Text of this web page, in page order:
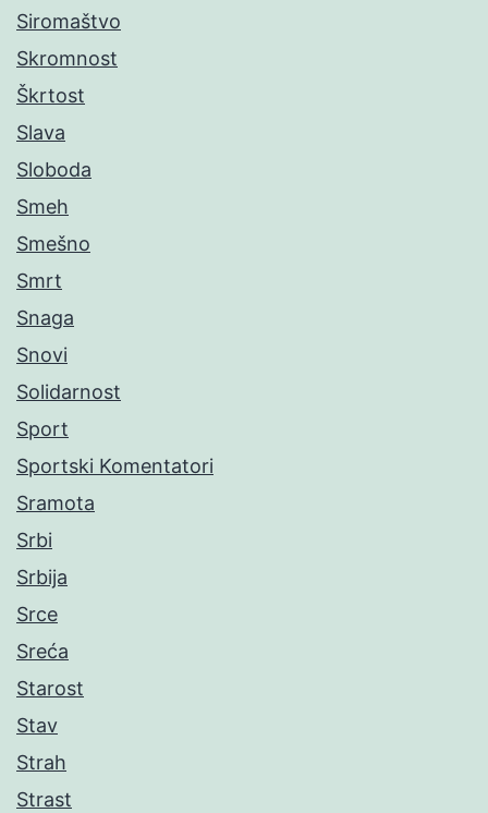
Siromaštvo
Skromnost
Škrtost
Slava
Sloboda
Smeh
Smešno
Smrt
Snaga
Snovi
Solidarnost
Sport
Sportski Komentatori
Sramota
Srbi
Srbija
Srce
Sreća
Starost
Stav
Strah
Strast